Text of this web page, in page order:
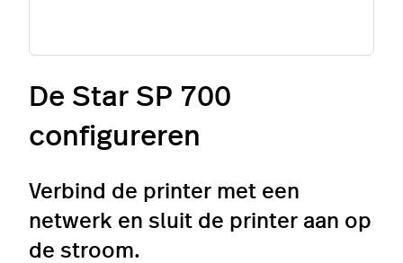
De Star SP 700
configureren
Verbind de printer met een
netwerk en sluit de printer aan op
de stroom.